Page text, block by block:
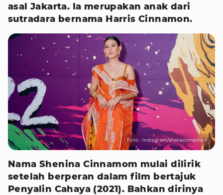
asal Jakarta. Ia merupakan anak dari
sutradara bernama Harris Cinnamon.
Foto : Instagram/shenacinnamon
Nama Shenina Cinnamom mulai dilirik
setelah berperan dalam film bertajuk
Penyalin Cahaya (2021). Bahkan dirinya